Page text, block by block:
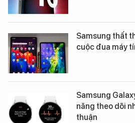
Samsung thất
cuộc đua máy
Samsung
năng theo dõi
thuận